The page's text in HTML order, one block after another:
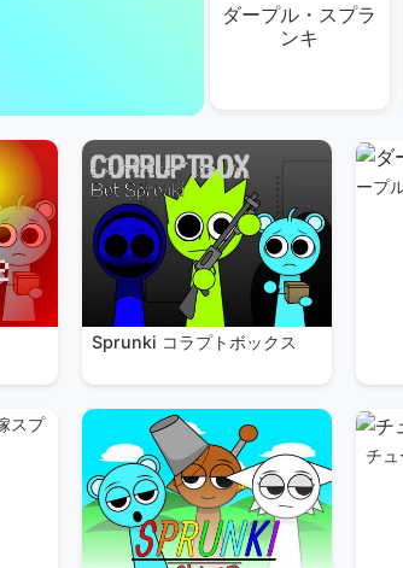
ダープル・スプラ
ンキ
Sprunki コラプトボックス
ープ
スプ
チュ